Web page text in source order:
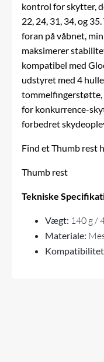
kontrol for skytter,
22, 24, 31, 34, og
foran på våbnet,
maksimerer
kompatibel med
udstyret med 4
for konkurrence-
forbedret
Find et Thumb rest
Thumb rest
Tekniske
Vægt: 140 g /
Materiale: